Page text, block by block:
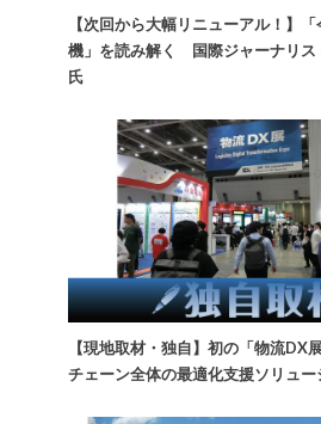
【次回から大幅リニューアル！】
機」を読み解く 国際ジャーナリス
氏
【現地取材・独自】初の「物流DX
チェーン全体の最適化支援ソリュー